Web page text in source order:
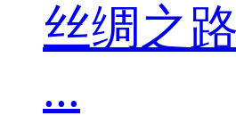
丝绸之
...